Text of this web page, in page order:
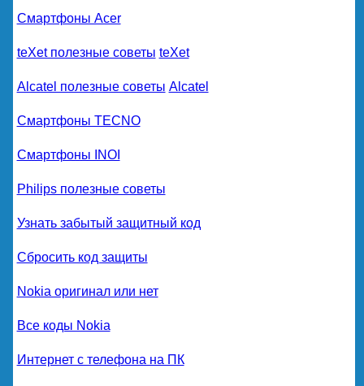
Смартфоны Acer
teXet полезные советы teXet
Alcatel полезные советы Alcatel
Смартфоны TECNO
Смартфоны INOI
Philips полезные советы
Узнать забытый защитный код
Сбросить код защиты
Nokia оригинал или нет
Все коды Nokia
Интернет с телефона на ПК